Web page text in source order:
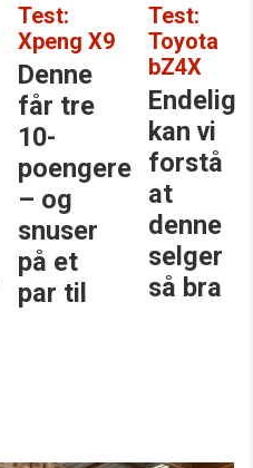
Test:
Xpeng X9
Denne
får tre
10-
poengere
– og
snuser
på et
par til
Test:
Toyota
bZ4X
Endelig
kan vi
forstå
at
denne
selger
så bra